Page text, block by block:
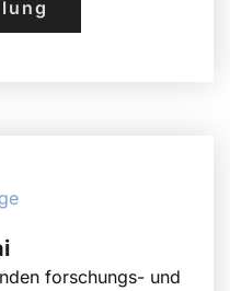
forschungs- und